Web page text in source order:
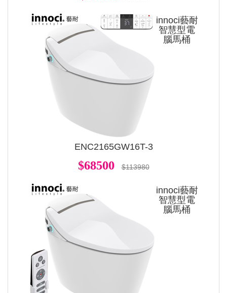
innoci藝耐
智慧型電
腦馬桶
ENC2165GW16T-3
$68500 $113980
innoci藝耐
智慧型電
腦馬桶